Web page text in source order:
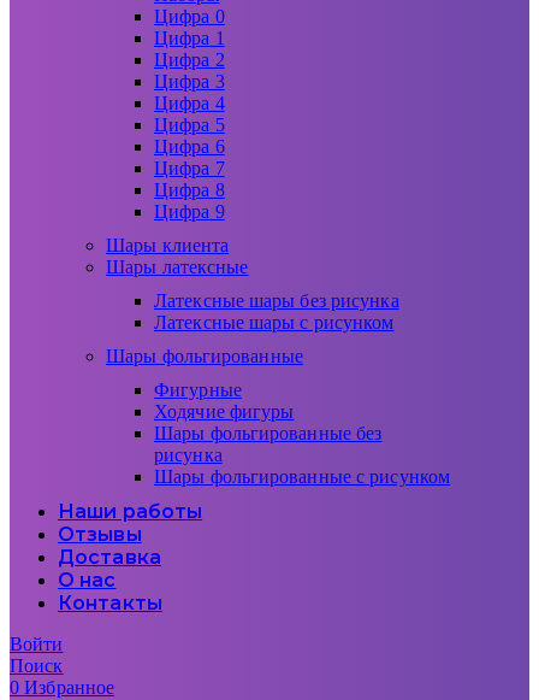
Цифра 0
Цифра 1
Цифра 2
Цифра 3
Цифра 4
Цифра 5
Цифра 6
Цифра 7
Цифра 8
Цифра 9
Шары клиента
Шары латексные
Латексные шары без рисунка
Латексные шары с рисунком
Шары фольгированные
Фигурные
Ходячие фигуры
Шары фольгированные без
рисунка
Шары фольгированные с рисунком
Наши работы
Отзывы
Доставка
О нас
Контакты
Войти
Поиск
0Избранное